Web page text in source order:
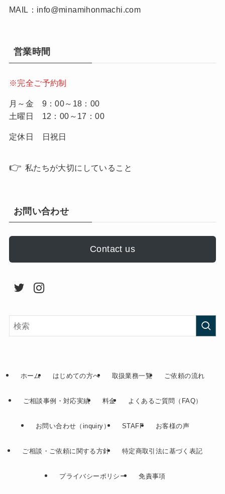
MAIL：info@minamihonmachi.com
営業時間
※完全ご予約制
月～金 9：00～18：00
土曜日 12：00～17：00
定休日 日祝日
👉 私たちが大切にしていること
お問い合わせ
Contact us
ホーム はじめての方へ 取扱業務一覧 ご依頼の流れ
ご相談事例・対応実績 料金 よくあるご質問（FAQ）
お問い合わせ（inquiry） STAFF お客様の声
ご相談・ご依頼に関する方針 特定商取引法に基づく表記
プライバシーポリシー 免責事項